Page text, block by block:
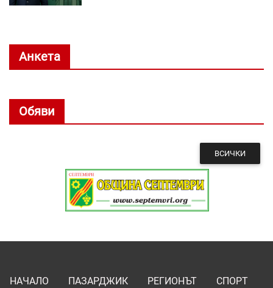
Анкета
Обяви
ВСИЧКИ
НАЧАЛО ПАЗАРДЖИК РЕГИОНЪТ
СПОРТ